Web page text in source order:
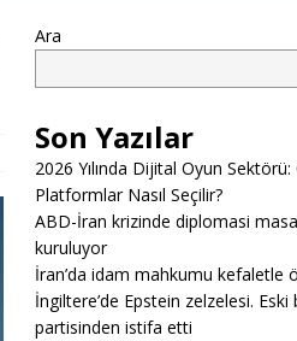
Ara
Son Yazılar
2026 Yılında Dijital Oyun
Platformlar Nasıl Seçilir?
ABD-İran krizinde diplomasi
kuruluyor
İran’da idam mahkumu kefaletle
İngiltere’de Epstein zelzelesi.
partisinden istifa etti